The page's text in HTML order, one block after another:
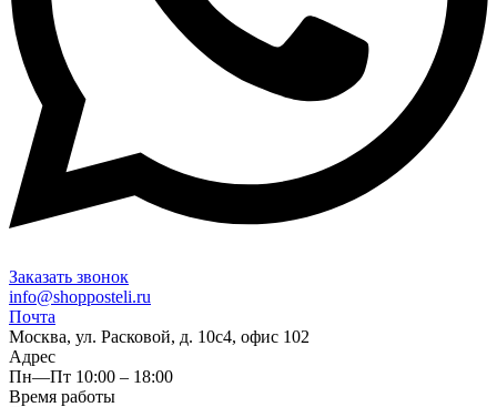
Заказать звонок
info@shopposteli.ru
Почта
Москва, ул. Расковой, д. 10с4, офис 102
Адрес
Пн—Пт 10:00 – 18:00
Время работы